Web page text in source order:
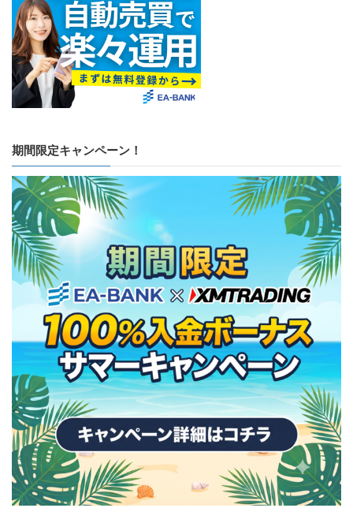
期間限定キャンペーン！